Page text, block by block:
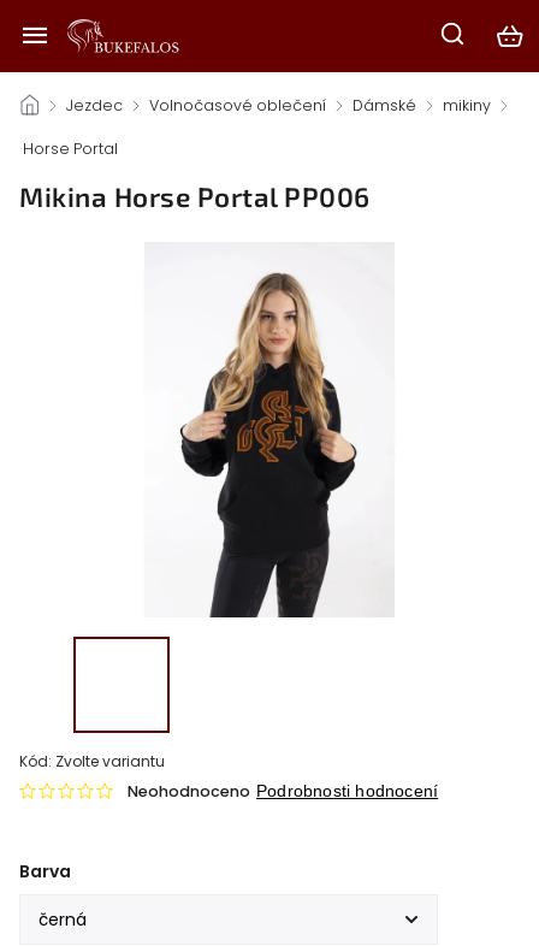
/ Jezdec / Volnočasové oblečení / Dámské / mikiny /
Horse Portal
Mikina Horse Portal PP006
Kód: Zvolte variantu
Neohodnoceno Podrobnosti hodnocení
Barva